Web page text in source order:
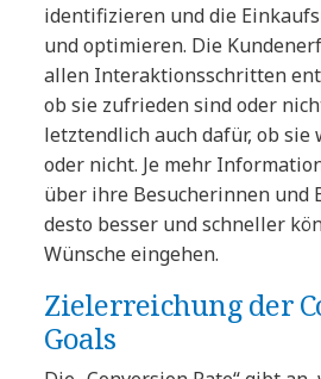
identifizieren und die
und optimieren. Die
allen Interaktionsschritten
ob sie zufrieden sind oder
letztendlich auch dafür, ob sie
oder nicht. Je mehr
über ihre Besucherinnen und
desto besser und schneller
Wünsche eingehen.
Zielerreichung der
Goals